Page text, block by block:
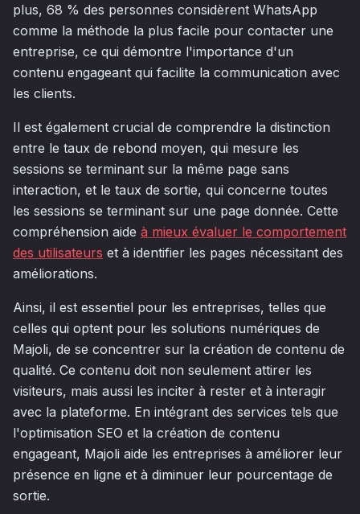
plus, 68 % des personnes considèrent WhatsApp
comme la méthode la plus facile pour contacter une
entreprise, ce qui démontre l'importance d'un
contenu engageant qui facilite la communication avec
les clients.
Il est également crucial de comprendre la distinction
entre le taux de rebond moyen, qui mesure les
sessions se terminant sur la même page sans
interaction, et le taux de sortie, qui concerne toutes
les sessions se terminant sur une page donnée. Cette
compréhension aide à mieux évaluer le comportement
des utilisateurs et à identifier les pages nécessitant des
améliorations.
Ainsi, il est essentiel pour les entreprises, telles que
celles qui optent pour les solutions numériques de
Majoli, de se concentrer sur la création de contenu de
qualité. Ce contenu doit non seulement attirer les
visiteurs, mais aussi les inciter à rester et à interagir
avec la plateforme. En intégrant des services tels que
l'optimisation SEO et la création de contenu
engageant, Majoli aide les entreprises à améliorer leur
présence en ligne et à diminuer leur pourcentage de
sortie.